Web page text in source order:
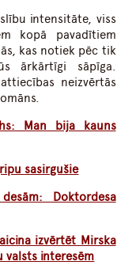
intensitāte, viss
kopā pavadītiem
kas notiek pēc tik
ārkārtīgi sāpīga.
neizvērtās
Man bija kauns
sasirgušie
Doktordesa
izvērtēt Mirska
interesēm